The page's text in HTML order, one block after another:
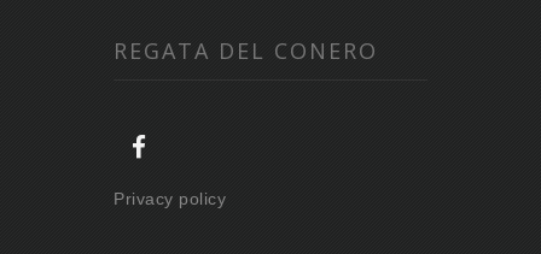
REGATA DEL CONERO
Privacy policy